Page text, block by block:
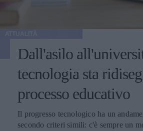
Dall'asilo
tecnologia sta
processo educativo
Il progresso tecnologico ha un
secondo criteri simili: c'è sempre un